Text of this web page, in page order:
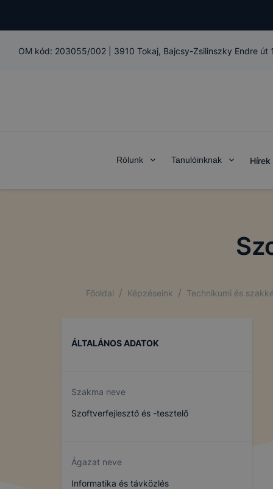
OM kód: 203055/002 3910 Tokaj, Bajcsy-Zsilinszky Endre út
Rólunk Tanulóinknak Hírek
Főoldal / Képzéseink / Technikumi és
ÁLTALÁNOS ADATOK
Szakma neve
Szoftverfejlesztő és -tesztelő
Ágazat neve
Informatika és távközlés